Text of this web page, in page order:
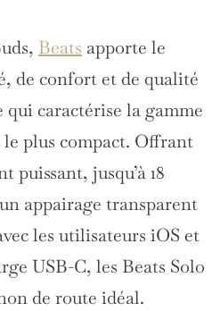
Beats apporte le
de confort et de qualité
qui caractérise la gamme
plus compact. Offrant
puissant, jusqu’à 18
appairage transparent
les utilisateurs iOS et
USB-C, les Beats Solo
de route idéal.